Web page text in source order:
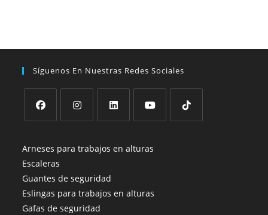
la
de
la
de
Síguenos En Nuestras Redes Sociales
abre
en
una
nueva
pestaña
abre
una
nueva
pestaña
abre
una
nueva
pestaña
abre
nueva
Arneses para trabajos en alturas
Escaleras
Guantes de seguridad
Eslingas para trabajos en alturas
Gafas de seguridad